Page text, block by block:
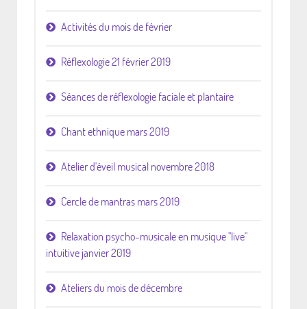
Activités du mois de février
Réflexologie 21 février 2019
Séances de réflexologie faciale et plantaire
Chant ethnique mars 2019
Atelier d'éveil musical novembre 2018
Cercle de mantras mars 2019
Relaxation psycho-musicale en musique "live"
intuitive janvier 2019
Ateliers du mois de décembre